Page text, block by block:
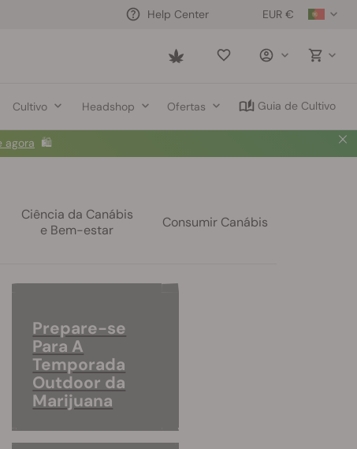
EUR €
Help Center
Saved
Cultivo Headshop Ofertas Guia de Cultivo
agora 🛍️
Ciência da Canábis
e Bem-estar
Consumir Canábis
Prepare-se
Para A
Temporada
Outdoor da
Marijuana